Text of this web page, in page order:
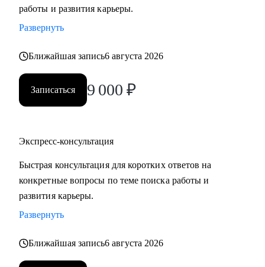
работы и развития карьеры.
Развернуть
Ближайшая запись6 августа 2026
Записаться 9 000 ₽
Экспресс-консультация
Быстрая консультация для коротких ответов на
конкретные вопросы по теме поиска работы и
развития карьеры.
Развернуть
Ближайшая запись6 августа 2026